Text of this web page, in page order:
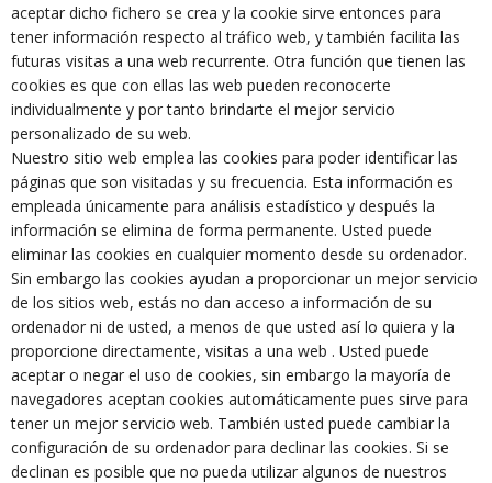
aceptar dicho fichero se crea y la cookie sirve entonces para
tener información respecto al tráfico web, y también facilita las
futuras visitas a una web recurrente. Otra función que tienen las
cookies es que con ellas las web pueden reconocerte
individualmente y por tanto brindarte el mejor servicio
personalizado de su web.
Nuestro sitio web emplea las cookies para poder identificar las
páginas que son visitadas y su frecuencia. Esta información es
empleada únicamente para análisis estadístico y después la
información se elimina de forma permanente. Usted puede
eliminar las cookies en cualquier momento desde su ordenador.
Sin embargo las cookies ayudan a proporcionar un mejor servicio
de los sitios web, estás no dan acceso a información de su
ordenador ni de usted, a menos de que usted así lo quiera y la
proporcione directamente, visitas a una web . Usted puede
aceptar o negar el uso de cookies, sin embargo la mayoría de
navegadores aceptan cookies automáticamente pues sirve para
tener un mejor servicio web. También usted puede cambiar la
configuración de su ordenador para declinar las cookies. Si se
declinan es posible que no pueda utilizar algunos de nuestros